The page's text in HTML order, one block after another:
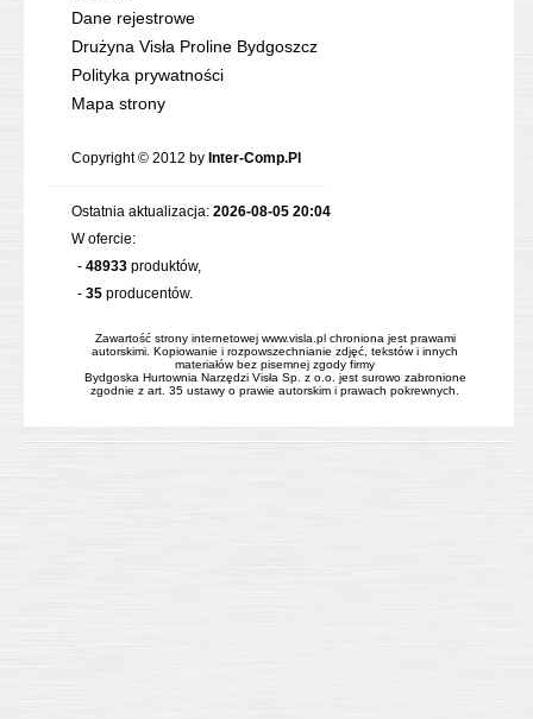
Dane rejestrowe
Drużyna Visła Proline Bydgoszcz
Polityka prywatności
Mapa strony
Copyright © 2012 by Inter-Comp.Pl
Ostatnia aktualizacja: 2026-08-05 20:04
W ofercie:
- 48933 produktów,
- 35 producentów.
Zawartość strony internetowej www.visla.pl chroniona jest prawami
autorskimi. Kopiowanie i rozpowszechnianie zdjęć, tekstów i innych
materiałów bez pisemnej zgody firmy
Bydgoska Hurtownia Narzędzi Visła Sp. z o.o. jest surowo zabronione
zgodnie z art. 35 ustawy o prawie autorskim i prawach pokrewnych.